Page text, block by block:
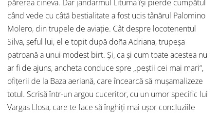
părerea cineva. Dar jandarmul Lituma își pierde cumpătul
când vede cu câtă bestialitate a fost ucis tânărul Palomino
Molero, din trupele de aviație. Cât despre locotenentul
Silva, șeful lui, el e topit după doña Adriana, trupeșa
patroană a unui modest birt. Și, ca și cum toate acestea nu
ar fi de ajuns, ancheta conduce spre „peștii cei mai mari“,
ofițerii de la Baza aeriană, care încearcă să mușamalizeze
totul. Scrisă într-un argou cuceritor, cu un umor specific lui
Vargas Llosa, care te face să înghiți mai ușor concluziile